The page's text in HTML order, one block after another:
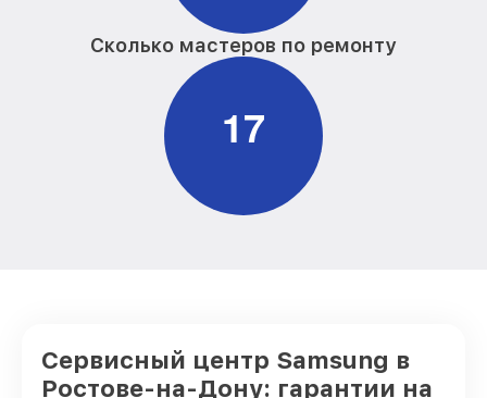
Сколько мастеров по ремонту
17
Сервисный центр Samsung в
Ростове-на-Дону: гарантии на